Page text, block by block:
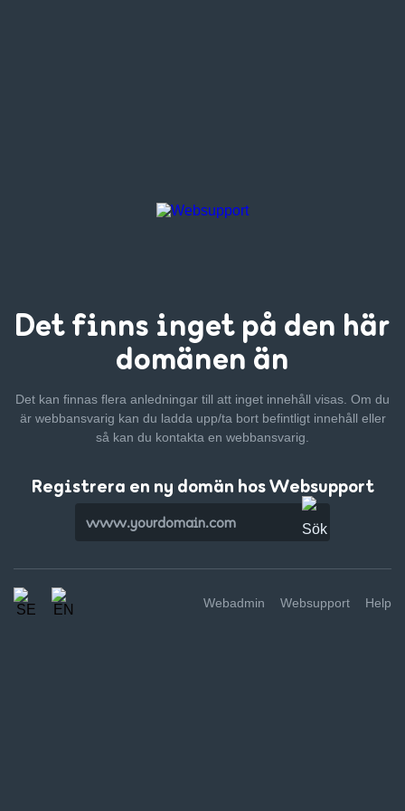
Det finns inget på den här
domänen än
Det kan finnas flera anledningar till att inget innehåll visas. Om du
är webbansvarig kan du ladda upp/ta bort befintligt innehåll eller
så kan du kontakta en webbansvarig.
Registrera en ny domän hos Websupport
Webadmin Websupport Help